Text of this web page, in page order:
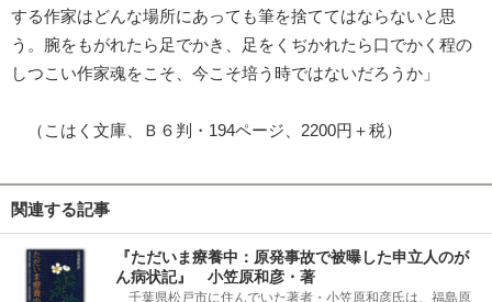
する作家はどんな場所にあっても筆を捨ててはならないと思
う。腕をもがれたら足でかき、足をくぢかれたら口でかく程の
しつこい作家魂をこそ、今こそ培う時ではないだろうか」
（こはく文庫、Ｂ６判・194ページ、2200円＋税）
関連する記事
『ただいま療養中：原発事故で被曝した申立人のが
ん病状記』 小笠原和彦・著
千葉県松戸市に住んでいた著者・小笠原和彦氏は、福島原